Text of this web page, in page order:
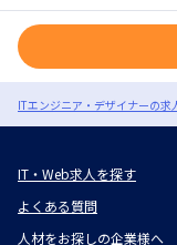
ITエンジニア・デザイナーの求
IT・Web求人を探す
よくある質問
人材をお探しの企業様へ